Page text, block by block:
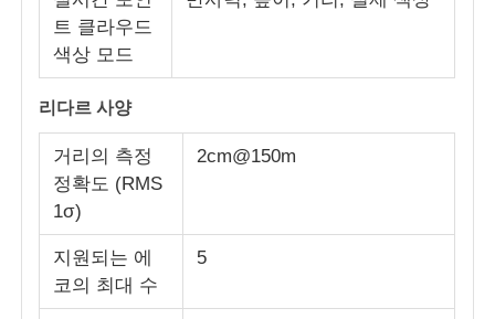
공장 투어
품질 관리
우리 와 연락
뉴스
트 클라우드
색상 모드
리다르 사양
거리의 측정
정확도 (RMS
1σ)
2cm@150m
지원되는 에
코의 최대 수
5